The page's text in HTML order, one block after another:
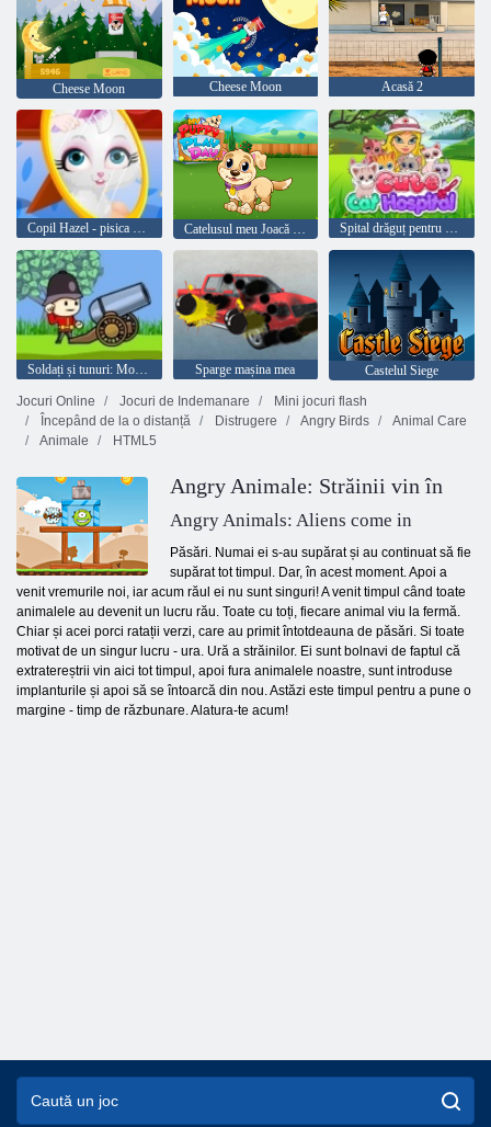
Cheese Moon Cheese Moon Acasă 2
Copil Hazel - pisica obraznic Catelusul meu Joacă Ziua Spital drăguț pentru pisici
Soldați și tunuri: Mountain Attack Sparge mașina mea
Castelul Siege
Jocuri Online
Jocuri de Indemanare
Mini jocuri flash
Începând de la o distanță
Distrugere Angry Birds
Animal Care
Animale
HTML5
Angry Animale: Străinii vin în
Angry Animals: Aliens come in
Păsări. Numai ei s-au supărat și au continuat să fie
supărat tot timpul. Dar, în acest moment. Apoi a
venit vremurile noi, iar acum răul ei nu sunt singuri! A venit timpul când toate
animalele au devenit un lucru rău. Toate cu toți, fiecare animal viu la fermă.
Chiar și acei porci ratații verzi, care au primit întotdeauna de păsări. Si toate
motivat de un singur lucru - ura. Ură a străinilor. Ei sunt bolnavi de faptul că
extratereștrii vin aici tot timpul, apoi fura animalele noastre, sunt introduse
implanturile și apoi să se întoarcă din nou. Astăzi este timpul pentru a pune o
margine - timp de răzbunare. Alatura-te acum!